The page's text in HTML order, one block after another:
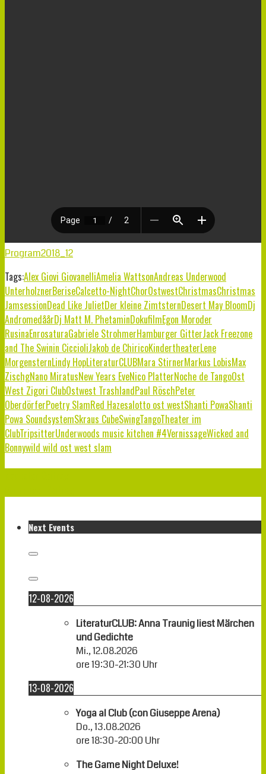
Program2018_12
Tags:Alex Giovi GiovanelliAmelia WattsonAndreas Underwood
UnterholznerBeriseCalcetto-NightChorOstwestChristmasChristmas
JamsessionDead Like JulietDer kleine ZimtsternDesert May BloomDj
AndromedåårDj Matt M. PhetaminDokufilmEgon Moroder
RusinaEnrosaturaGabriele StrohmerHamburger GitterJack Freezone
and The Swinin CiccioliJakob de ChiricoKindertheaterLene
MorgensternLindy HopLiteraturCLUBMara StirnerMarkus LobisMax
ZischgNano MiratusNew Years EveNico PlatterNoche de TangoOst
West Zigori ClubOstwest TrashlandPaul RöschPeter
OberdörferPoetry SlamRed Hazesalotto ost westShanti PowaShanti
Powa SoundsystemSkraus CubeSwingTangoTheater im
ClubTripsitterUnderwoods music kitchen #4VernissageWicked and
Bonnywild wild ost west slam
Next Events
12-08-2026
LiteraturCLUB: Anna Traunig liest Märchen
und Gedichte
Mi., 12.08.2026
ore19:30-21:30 Uhr
13-08-2026
Yoga al Club (con Giuseppe Arena)
Do., 13.08.2026
ore18:30-20:00 Uhr
The Game Night Deluxe!